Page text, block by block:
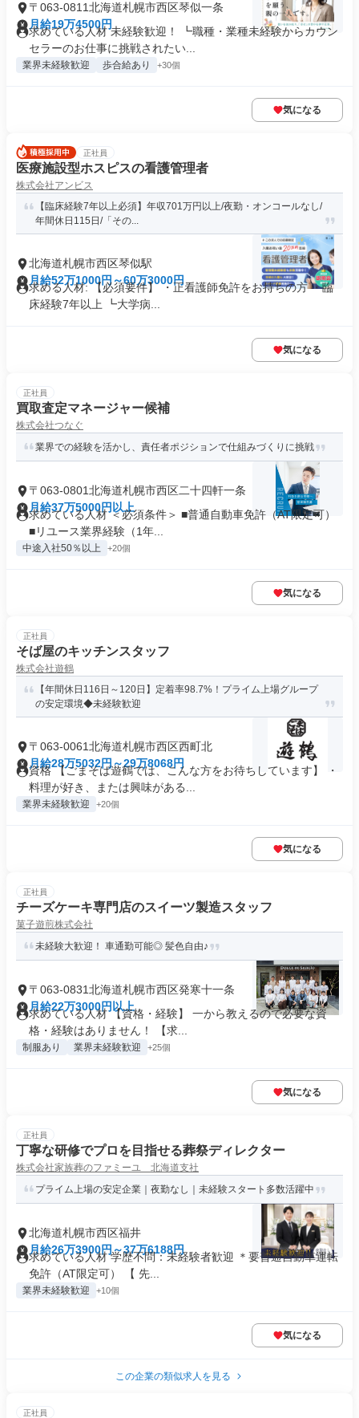
〒063-0811北海道札幌市西区琴似一条
月給19万4500円
求めている人材 未経験歓迎！ ┗職種・業種未経験からカウン
セラーのお仕事に挑戦されたい...
業界未経験歓迎 歩合給あり +30個
気になる
正社員
医療施設型ホスピスの看護管理者
株式会社アンビス
【臨床経験7年以上必須】年収701万円以上/夜勤・オンコールなし/
年間休日115日/「その...
北海道札幌市西区琴似駅
月給52万1000円～60万3000円
求める人材: 【必須要件】 ・正看護師免許をお持ちの方 ・臨
床経験7年以上 ┗大学病...
気になる
正社員
買取査定マネージャー候補
株式会社つなぐ
業界での経験を活かし、責任者ポジションで仕組みづくりに挑戦
〒063-0801北海道札幌市西区二十四軒一条
月給37万5000円以上
求めている人材 ＜必須条件＞ ■普通自動車免許（AT限定可）
■リユース業界経験（1年...
中途入社50％以上 +20個
気になる
正社員
そば屋のキッチンスタッフ
株式会社遊鶴
【年間休日116日～120日】定着率98.7%！プライム上場グループ
の安定環境◆未経験歓迎
〒063-0061北海道札幌市西区西町北
月給28万5032円～29万8068円
資格 【ごまそば遊鶴では、こんな方をお待ちしています】 ・
料理が好き、または興味がある...
業界未経験歓迎 +20個
気になる
正社員
チーズケーキ専門店のスイーツ製造スタッフ
菓子遊煎株式会社
未経験大歓迎！ 車通勤可能◎ 髪色自由♪
〒063-0831北海道札幌市西区発寒十一条
月給22万3000円以上
求めている人材 【資格・経験】 一から教えるので必要な資
格・経験はありません！ 【求...
制服あり 業界未経験歓迎 +25個
気になる
正社員
丁寧な研修でプロを目指せる葬祭ディレクター
株式会社家族葬のファミーユ 北海道支社
プライム上場の安定企業｜夜勤なし｜未経験スタート多数活躍中
北海道札幌市西区福井
月給26万3900円～37万6188円
求めている人材 学歴不問：未経験者歓迎 ＊要普通自動車運転
免許（AT限定可） 【 先...
業界未経験歓迎 +10個
気になる
この企業の類似求人を見る
正社員